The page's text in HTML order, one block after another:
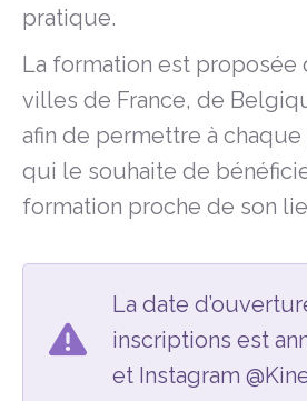
pratique.
La formation est proposée
villes de France, de
afin de permettre à
qui le souhaite de
formation proche de son
La date
inscriptions est
et Instagram